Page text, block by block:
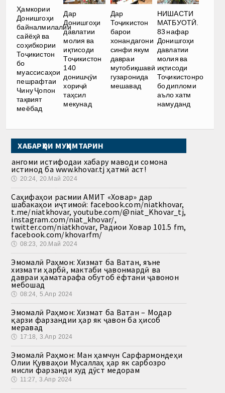
Ҳамкории
Донишгоҳи
байналмилалии
сайёҳӣ ва
соҳибкории
Тоҷикистон
бо
муассисаҳои
пешрафтаи
Чину Ҷопон
тақвият
меёбад
Дар
Донишгоҳи
давлатии
молия ва
иқтисоди
Тоҷикистон
140
донишҷӯи
хориҷӣ
таҳсил
мекунад
Дар
Тоҷикистон
барои
хонандагони
синфи якум
давраи
мутобиқшавӣ
гузаронида
мешавад
НИШАСТИ
МАТБУОТӢ.
83 нафар
Донишгоҳи
давлатии
молия ва
иқтисоди
Тоҷикистонро
бо дипломи
аъло хатм
намуданд
ХАБАРҲОИ МУҲИМТАРИН
Ҳангоми истифодаи хабару маводи сомона
истинод ба www.khovar.tj ҳатмӣ аст!
🕔 20:24, 20.Май 2024
Саҳифаҳои расмии АМИТ «Ховар» дар
шабакаҳои иҷтимоӣ: facebook.com/niatkhovar,
t.me/niatkhovar, youtube.com/@niat_Khovar_tj,
instagram.com/niat_khovar/,
twitter.com/niatkhovar, Радиои Ховар 101.5 fm,
facebook.com/khovarfm/
🕔 08:23, 20.Май 2024
Эмомалӣ Раҳмон: Хизмат ба Ватан, яъне
хизмати ҳарбӣ, мактаби ҷавонмардӣ ва
давраи ҳаматарафа обутоб ёфтани ҷавонон
мебошад
🕔 08:24, 5.Апр 2024
Эмомалӣ Раҳмон: Хизмат ба Ватан – Модар
қарзи фарзандии ҳар як ҷавон ба ҳисоб
меравад
🕔 17:18, 3.Апр 2024
Эмомалӣ Раҳмон: Ман ҳамчун Сарфармондеҳи
Олии Қувваҳои Мусаллаҳ ҳар як сарбозро
мисли фарзанди худ дӯст медорам
🕔 11:27, 3.Апр 2024